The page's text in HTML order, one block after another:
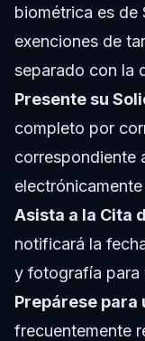
biométrica es de
exenciones de
separado con la
Presente su
completo por
correspondiente
Asista a la Cita
notificará la
y fotografía para
Prepárese para
frecuentemente